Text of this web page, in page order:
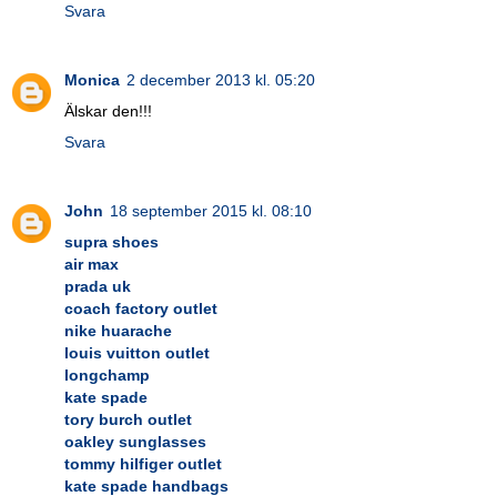
Svara
Monica 2 december 2013 kl. 05:20
Älskar den!!!
Svara
John 18 september 2015 kl. 08:10
supra shoes
air max
prada uk
coach factory outlet
nike huarache
louis vuitton outlet
longchamp
kate spade
tory burch outlet
oakley sunglasses
tommy hilfiger outlet
kate spade handbags